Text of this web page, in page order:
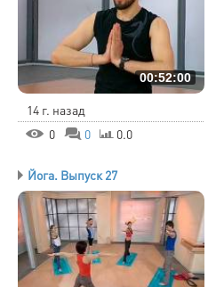
00:52:00
14 г. назад
0
0 0.0
Йога. Выпуск 27